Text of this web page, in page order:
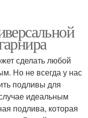
сделать любой
Но не всегда у нас
подливы для
идеальным
подлива, которая